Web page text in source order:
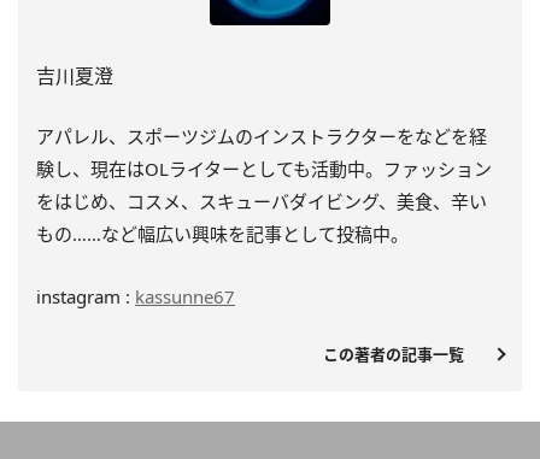
吉川夏澄
アパレル、スポーツジムのインストラクターをなどを経
験し、 現在はOLライターとしても活動中。ファッション
をはじめ、 コスメ、スキューバダイビング、美食、辛い
もの……など幅広い興味を記事として投稿中。
instagram : kassunne67
この著者の記事一覧